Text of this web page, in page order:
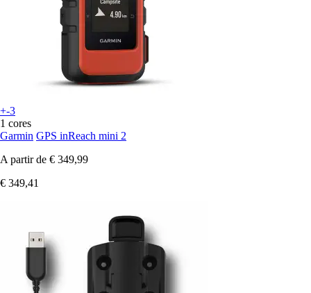
+-3
1 cores
Garmin GPS inReach mini 2
A partir de € 349,99
€ 349,41